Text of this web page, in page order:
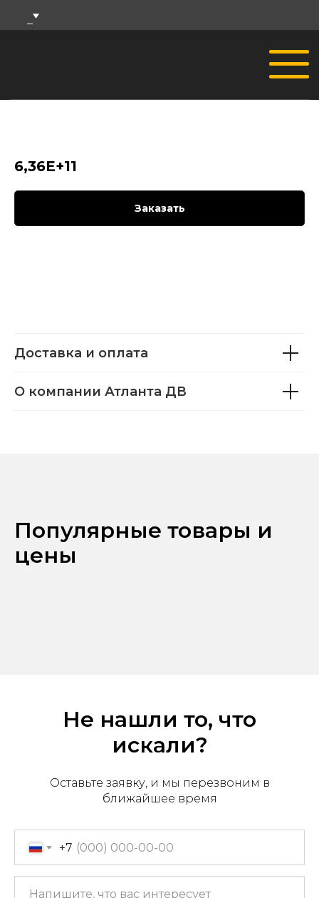
6,36E+11
Заказать
Доставка и оплата
О компании Атланта ДВ
Популярные товары и
цены
Не нашли то, что
искали?
Оставьте заявку, и мы перезвоним в
ближайшее время
+7
Офис продаж: г. Хабаровск,
пер. Производственный, д.
2, 1 этаж, 107 офис
Пн-пт с 09:00 до 17:30